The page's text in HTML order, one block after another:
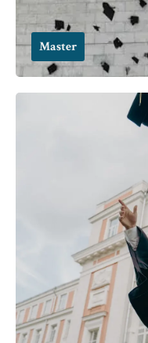
Master